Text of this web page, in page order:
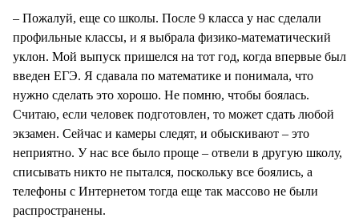
– Пожалуй, еще со школы. После 9 класса у нас сделали
профильные классы, и я выбрала физико-математический
уклон. Мой выпуск пришелся на тот год, когда впервые был
введен ЕГЭ. Я сдавала по математике и понимала, что
нужно сделать это хорошо. Не помню, чтобы боялась.
Считаю, если человек подготовлен, то может сдать любой
экзамен. Сейчас и камеры следят, и обыскивают – это
неприятно. У нас все было проще – отвели в другую школу,
списывать никто не пытался, поскольку все боялись, а
телефоны с Интернетом тогда еще так массово не были
распространены.